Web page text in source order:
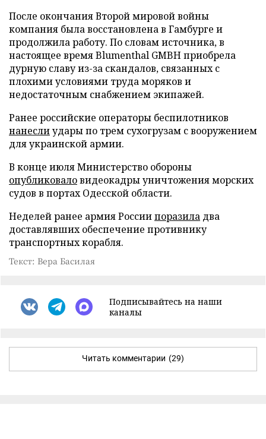
После окончания Второй мировой войны
компания была восстановлена в Гамбурге и
продолжила работу. По словам источника, в
настоящее время Blumenthal GMBH приобрела
дурную славу из-за скандалов, связанных с
плохими условиями труда моряков и
недостаточным снабжением экипажей.
Ранее российские операторы беспилотников
нанеслиудары по трем сухогрузам с вооружением
для украинской армии.
В конце июля Министерство обороны
опубликоваловидеокадры уничтожения морских
судов в портах Одесской области.
Неделей ранее армия Россиипоразила два
доставлявших обеспечение противнику
транспортных корабля.
Текст: Вера Басилая
Подписывайтесь на наши
каналы
Читать комментарии (29)